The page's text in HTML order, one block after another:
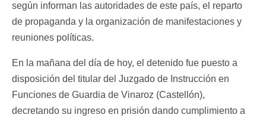
según informan las autoridades de este país, el reparto
de propaganda y la organización de manifestaciones y
reuniones políticas.
En la mañana del día de hoy, el detenido fue puesto a
disposición del titular del Juzgado de Instrucción en
Funciones de Guardia de Vinaroz (Castellón),
decretando su ingreso en prisión dando cumplimiento a